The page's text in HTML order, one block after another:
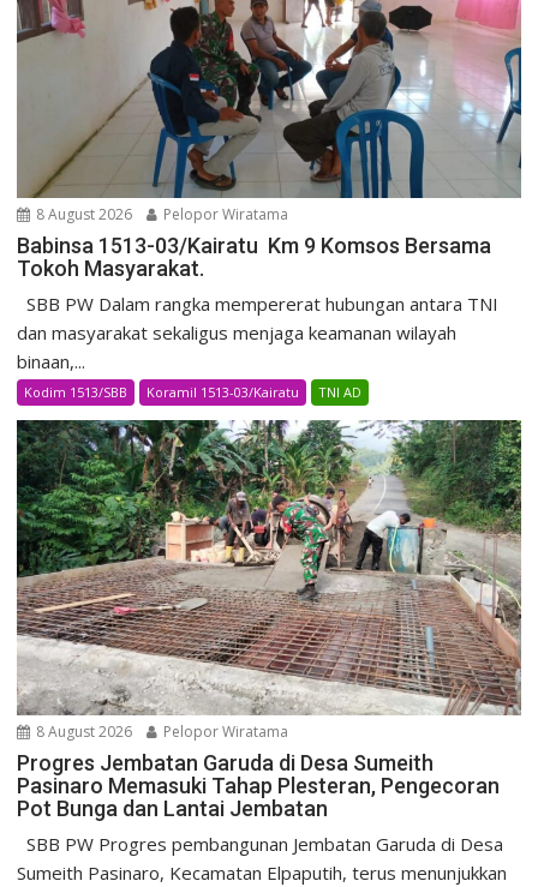
8 August 2026 Pelopor Wiratama
Babinsa 1513-03/Kairatu Km 9 Komsos Bersama
Tokoh Masyarakat.
SBB PW Dalam rangka mempererat hubungan antara TNI
dan masyarakat sekaligus menjaga keamanan wilayah
binaan,...
Kodim 1513/SBB Koramil 1513-03/Kairatu TNI AD
8 August 2026 Pelopor Wiratama
Progres Jembatan Garuda di Desa Sumeith
Pasinaro Memasuki Tahap Plesteran, Pengecoran
Pot Bunga dan Lantai Jembatan
SBB PW Progres pembangunan Jembatan Garuda di Desa
Sumeith Pasinaro, Kecamatan Elpaputih, terus menunjukkan